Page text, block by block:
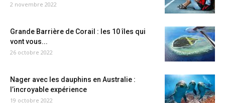
2 novembre 2022
Grande Barrière de Corail : les 10 îles qui
vont vous...
26 octobre 2022
Nager avec les dauphins en Australie :
l’incroyable expérience
19 octobre 2022